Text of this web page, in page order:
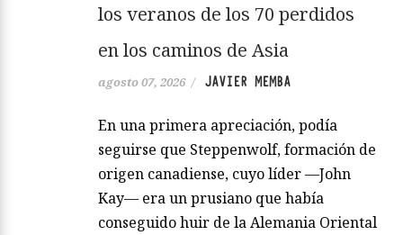
los veranos de los 70 perdidos
en los caminos de Asia
agosto 07, 2026 / JAVIER MEMBA
En una primera apreciación, podía
seguirse que Steppenwolf, formación de
origen canadiense, cuyo líder —John
Kay— era un prusiano que había
conseguido huir de la Alemania Oriental